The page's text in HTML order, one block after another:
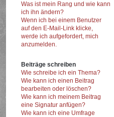
Was ist mein Rang und wie kann
ich ihn ändern?
Wenn ich bei einem Benutzer
auf den E-Mail-Link klicke,
werde ich aufgefordert, mich
anzumelden.
Beiträge schreiben
Wie schreibe ich ein Thema?
Wie kann ich einen Beitrag
bearbeiten oder löschen?
Wie kann ich meinem Beitrag
eine Signatur anfügen?
Wie kann ich eine Umfrage